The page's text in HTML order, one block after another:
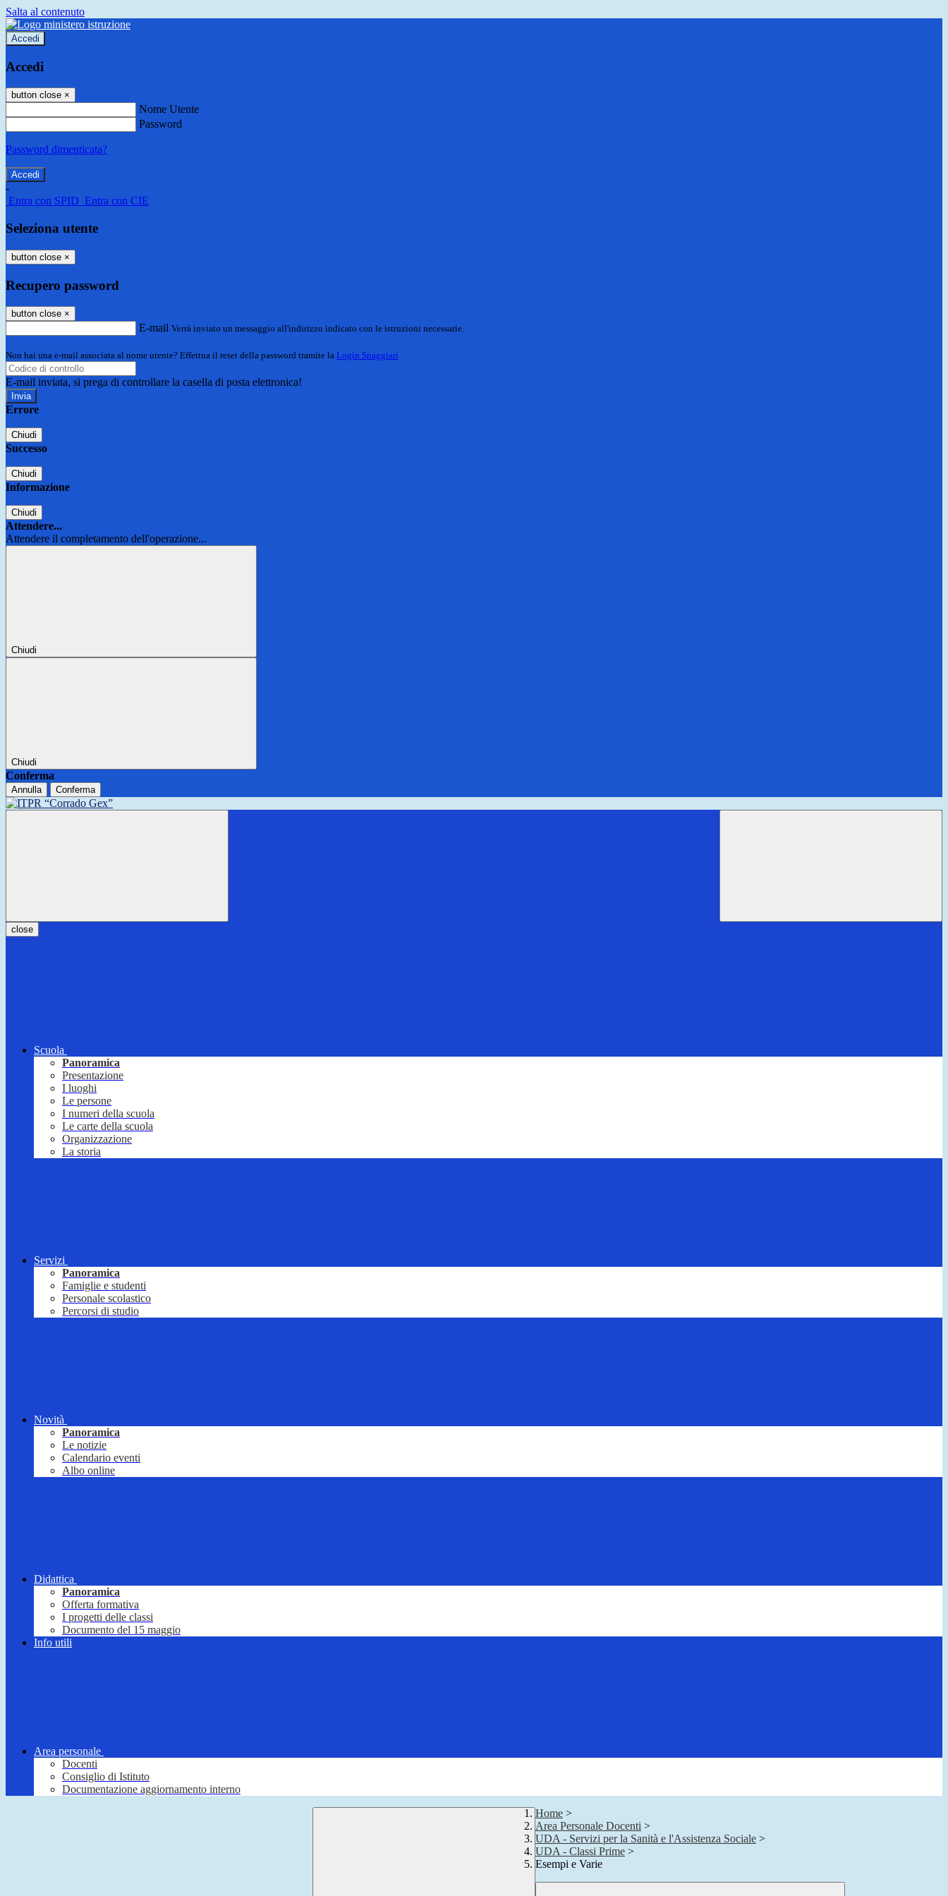
Salta al contenuto
Accedi
Accedi
button close ×
Nome Utente
Password
Password dimenticata?
-
Entra con SPID Entra con CIE
Seleziona utente
button close ×
Recupero password
button close ×
E-mail Verrà inviato un messaggio all'indirizzo indicato con le istruzioni necessarie.
Non hai una e-mail associata al nome utente? Effettua il reset della password tramite la Login Spaggiari
E-mail inviata, si prega di controllare la casella di posta elettronica!
Errore
Chiudi
Successo
Chiudi
Informazione
Chiudi
Attendere...
Attendere il completamento dell'operazione...
Chiudi
Chiudi
Conferma
Annulla Conferma
close
Scuola
Panoramica
Presentazione
I luoghi
Le persone
I numeri della scuola
Le carte della scuola
Organizzazione
La storia
Servizi
Panoramica
Famiglie e studenti
Personale scolastico
Percorsi di studio
Novità
Panoramica
Le notizie
Calendario eventi
Albo online
Didattica
Panoramica
Offerta formativa
I progetti delle classi
Documento del 15 maggio
Info utili
Area personale
Docenti
Consiglio di Istituto
Documentazione aggiornamento interno
Home >
Area Personale Docenti >
UDA - Servizi per la Sanità e l'Assistenza Sociale >
UDA - Classi Prime >
Esempi e Varie